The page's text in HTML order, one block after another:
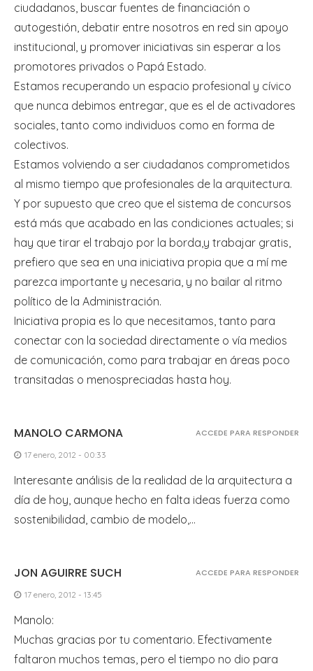
ciudadanos, buscar fuentes de financiación o
autogestión, debatir entre nosotros en red sin apoyo
institucional, y promover iniciativas sin esperar a los
promotores privados o Papá Estado.
Estamos recuperando un espacio profesional y cívico
que nunca debimos entregar, que es el de activadores
sociales, tanto como individuos como en forma de
colectivos.
Estamos volviendo a ser ciudadanos comprometidos
al mismo tiempo que profesionales de la arquitectura.
Y por supuesto que creo que el sistema de concursos
está más que acabado en las condiciones actuales; si
hay que tirar el trabajo por la borda,y trabajar gratis,
prefiero que sea en una iniciativa propia que a mí me
parezca importante y necesaria, y no bailar al ritmo
político de la Administración.
Iniciativa propia es lo que necesitamos, tanto para
conectar con la sociedad directamente o vía medios
de comunicación, como para trabajar en áreas poco
transitadas o menospreciadas hasta hoy.
MANOLO CARMONA
17 enero, 2012 - 00:33
Interesante análisis de la realidad de la arquitectura a
día de hoy, aunque hecho en falta ideas fuerza como
sostenibilidad, cambio de modelo,…
ACCEDE PARA RESPONDER
JON AGUIRRE SUCH
17 enero, 2012 - 13:45
Manolo:
Muchas gracias por tu comentario. Efectivamente
faltaron muchos temas, pero el tiempo no dio para
ACCEDE PARA RESPONDER